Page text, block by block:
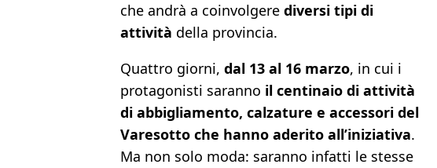
che andrà a coinvolgere diversi tipi di
attività della provincia.
Quattro giorni, dal 13 al 16 marzo, in cui i
protagonisti saranno il centinaio di attività
di abbigliamento, calzature e accessori del
Varesotto che hanno aderito all’iniziativa.
Ma non solo moda: saranno infatti le stesse